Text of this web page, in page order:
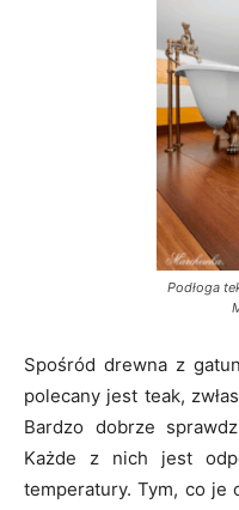
Podłoga
Spośród drewna z
polecany jest teak,
Bardzo dobrze
Każde z nich jest
temperatury. Tym, co je